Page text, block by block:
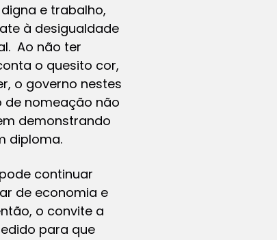
e trabalho,
à desigualdade
Ao não ter
o quesito cor,
o governo nestes
de nomeação não
demonstrando
diploma.
continuar
de economia e
o convite a
para que